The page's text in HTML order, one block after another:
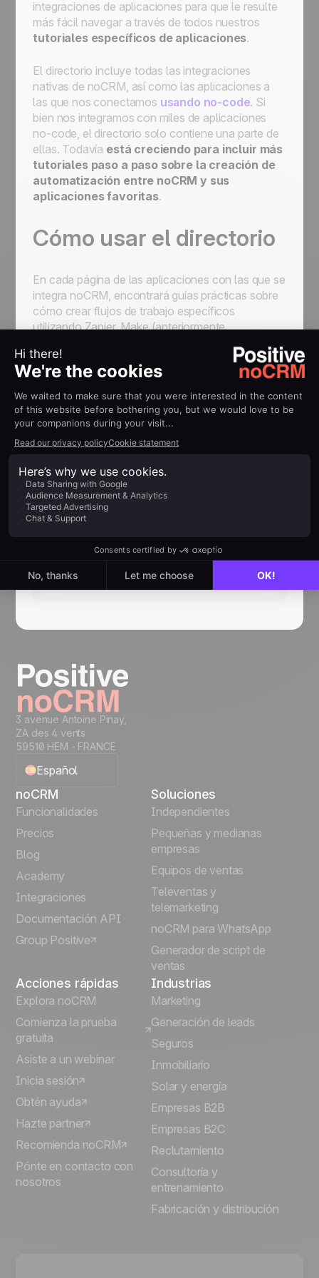
automatización de correo electrónico
usando Zapier
Asigne un lead, envíe un correo electrónico,
programelo en Standby para seguimientos
Asigne un lead entrante que cumpla una
condición a un vendedor
Asigne un lead entrante a un comercial de
su elección
Cómo empezar con la automatización:
automatice los flujos de trabajo para
optimizar los procesos
integraciones de aplicaciones para que le resulte
más fácil navegar a través de todos nuestros
tutoriales específicos de aplicaciones.
El directorio incluye todas las integraciones
nativas de noCRM, así como las aplicaciones a
las que nos conectamos usando no-code. Si
bien nos integramos con miles de aplicaciones
no-code, el directorio solo contiene una parte de
ellas. Todavía está creciendo para incluir más
tutoriales paso a paso sobre la creación de
automatización entre noCRM y sus
aplicaciones favoritas.
Cómo usar el directorio
En cada página de las aplicaciones con las que se
integra noCRM, encontrará guías prácticas sobre
cómo crear flujos de trabajo específicos
utilizando Zapier, Make (anteriormente
Trabajamos continuamente para expandir
nuestros recursos, así que esté atento a las
nuevas aplicaciones que agregaremos y los
tutoriales que vienen con ellas.
Puedes filtrar el directorio por categoría (
marketing, comunicaciones, etc) y por el tipo
de conexión que ofrecemos (
👉Acceda a nuestro directorio de
integraciones de aplicaciones aquí
Next
read
El directorio de
comunidades no-code
3 avenue Antoine Pinay,
ZA des 4 vents
59510 HEM - FRANCE
Español
English
Português
Italiano
Deutsch
noCRM
Funcionalidades
Precios
Blog
Academy
Integraciones
Documentación API
Group Positive
Soluciones
Independientes
Pequeñas y medianas
empresas
Equipos de ventas
Televentas y
telemarketing
noCRM para WhatsApp
Generador de script de
ventas
Acciones rápidas
Explora noCRM
Comienza la prueba
gratuita
Asiste a un webinar
Inicia sesión
Obtén ayuda
Hazte partner
Recomienda noCRM
Pónte en contacto con
nosotros
Industrias
Marketing
Generación de leads
Seguros
Inmobiliario
Solar y energía
Empresas B2B
Empresas B2C
Reclutamiento
Consultoría y
entrenamiento
Fabricación y distribución